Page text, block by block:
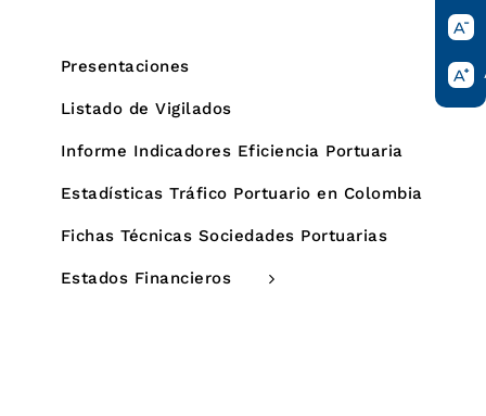
Presentaciones
Listado de Vigilados
Informe Indicadores Eficiencia Portuaria
Estadísticas Tráfico Portuario en Colombia
Fichas Técnicas Sociedades Portuarias
Estados Financieros